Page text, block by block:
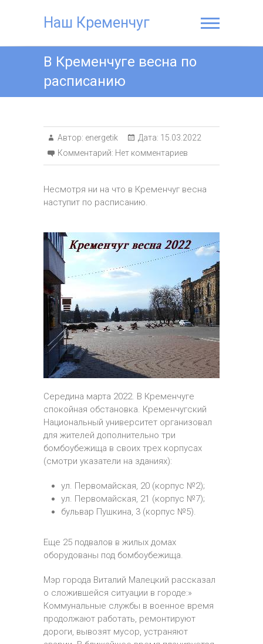
Наш Кременчуг
В Кременчуге весна по
расписанию
Автор: energetik Дата: 15.03.2022
Комментарий: Нет комментариев
Несмотря ни на что в Кременчуг весна
наступит по расписанию.
Середина марта 2022. В Кременчуге
спокойная обстановка. Кременчугский
Национальный университет организовал
для жителей дополнительно три
бомбоубежища в своих трех корпусах
(смотри указатели на зданиях):
ул. Первомайская, 20 (корпус №2);
ул. Первомайская, 21 (корпус №7);
бульвар Пушкина, 3 (корпус №5).
Еще 25 подвалов в жилых домах
оборудованы под бомбоубежища.
Мэр города Виталий Малецкий рассказал
о сложившейся ситуации в городе:»
Коммунальные службы в военное время
продолжают работать, ремонтируют
дороги, вывозят мусор, устраняют